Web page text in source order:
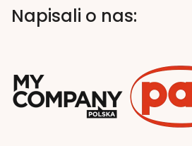
Napisali o nas: